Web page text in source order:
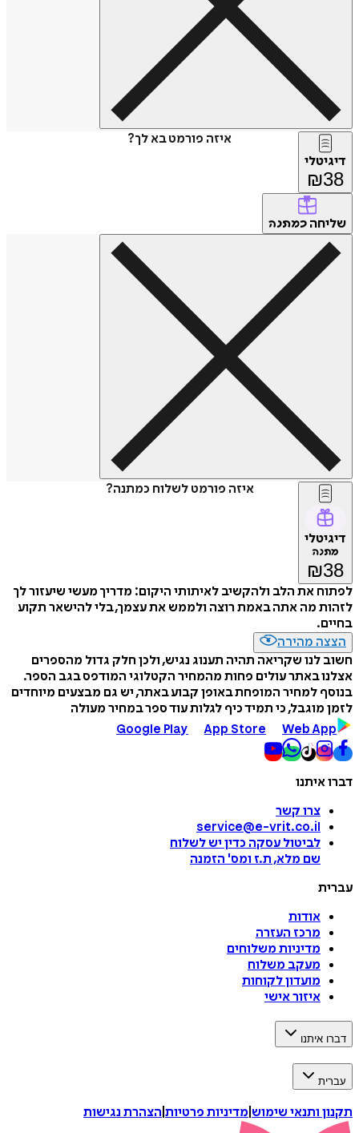
איזה פורמט בא לך?
דיגיטלי
₪38
שליחה כמתנה
איזה פורמט לשלוח כמתנה?
דיגיטלי
מתנה
₪38
לפתוח את הלב ולהקשיב לאיתותי היקום: מדריך מעשי שיעזור לך
לזהות מה אתה באמת רוצה ולממש את עצמך, בלי להישאר תקוע
בחיים.
הצצה מהירה
חשוב לנו שקריאה תהיה תענוג נגיש, ולכן חלק גדול מהספרים
אצלנו באתר עולים פחות מהמחיר הקטלוגי המודפס בגב הספר.
בנוסף למחיר המופחת באופן קבוע באתר, יש גם מבצעים מיוחדים
לזמן מוגבל, כי תמיד כיף לגלות עוד ספר במחיר מעולה
Google Play
App Store Web App
דברו איתנו
צרו קשר
service@e-vrit.co.il
לביטול עסקה כדין יש לשלוח
שם מלא, ת.ז ומס' הזמנה
עברית
אודות
מרכז העזרה
מדיניות משלוחים
מעקב משלוח
מועדון לקוחות
איזור אישי
דברו איתנו
עברית
תקנון ותנאי שימוש מדיניות פרטיות הצהרת נגישות